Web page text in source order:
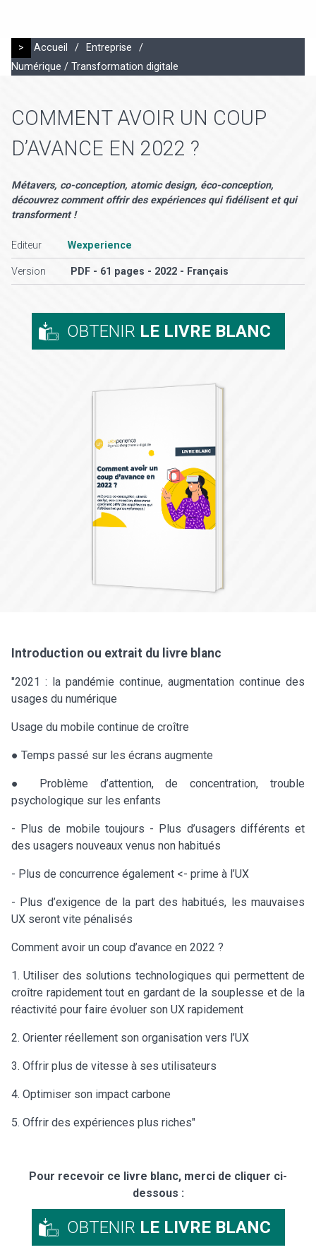
> Accueil / Entreprise
/
Numérique / Transformation digitale
COMMENT AVOIR UN COUP
D’AVANCE EN 2022 ?
Métavers, co-conception, atomic design, éco-conception,
découvrez comment offrir des expériences qui fidélisent et qui
transforment !
Editeur Wexperience
Version PDF - 61 pages - 2022 - Français
OBTENIR LE LIVRE BLANC
Introduction ou extrait du livre blanc
"2021 : la pandémie continue, augmentation continue des
usages du numérique
Usage du mobile continue de croître
● Temps passé sur les écrans augmente
● Problème d’attention, de concentration, trouble
psychologique sur les enfants
- Plus de mobile toujours - Plus d’usagers différents et
des usagers nouveaux venus non habitués
- Plus de concurrence également <- prime à l’UX
- Plus d’exigence de la part des habitués, les mauvaises
UX seront vite pénalisés
Comment avoir un coup d’avance en 2022 ?
1. Utiliser des solutions technologiques qui permettent de
croître rapidement tout en gardant de la souplesse et de la
réactivité pour faire évoluer son UX rapidement
2. Orienter réellement son organisation vers l’UX
3. Offrir plus de vitesse à ses utilisateurs
4. Optimiser son impact carbone
5. Offrir des expériences plus riches"
Pour recevoir ce livre blanc, merci de cliquer ci-
dessous :
OBTENIR LE LIVRE BLANC